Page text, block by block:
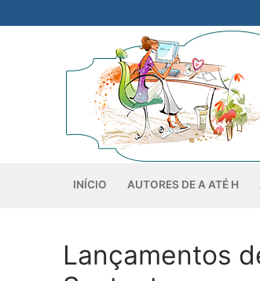
para
INÍCIO AUTORES DE A ATÉ H
Lançamentos